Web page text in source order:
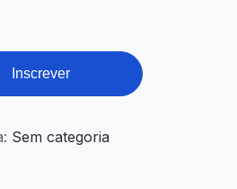
Inscrever
Sem categoria